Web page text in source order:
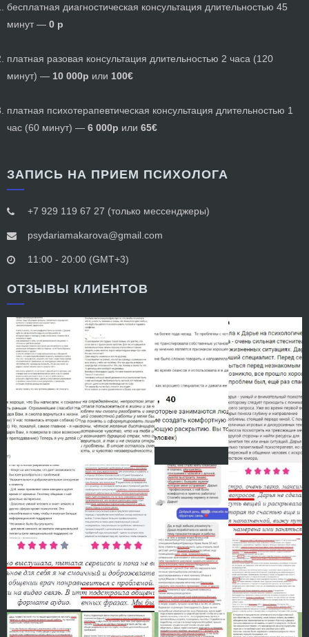
бесплатная диагностическая консультация длительностью 45
минут — 0 р
платная разовая консультация длительностью 2 часа (120
минут) — 10 000р или 100€
платная психотерапевтическая консультация длительностью 1
час (60 минут) — 6 000р или 65€
ЗАПИСЬ НА ПРИЕМ ПСИХОЛОГА
+7 929 119 67 27 (только мессенджеры)
psydariamakarova@gmail.com
11:00 - 20:00 (GMT+3)
ОТЗЫВЫ КЛИЕНТОВ